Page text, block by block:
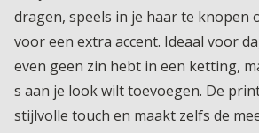
dragen, speels in je haar te knopen
voor een extra accent. Ideaal voor
even geen zin hebt in een ketting,
s aan je look wilt toevoegen. De
stijlvolle touch en maakt zelfs de